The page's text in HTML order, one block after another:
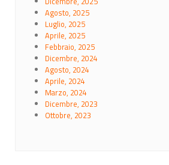
Agosto, 2025
Luglio, 2025
Aprile, 2025
Febbraio, 2025
Dicembre, 2024
Agosto, 2024
Aprile, 2024
Marzo, 2024
Dicembre, 2023
Ottobre, 2023